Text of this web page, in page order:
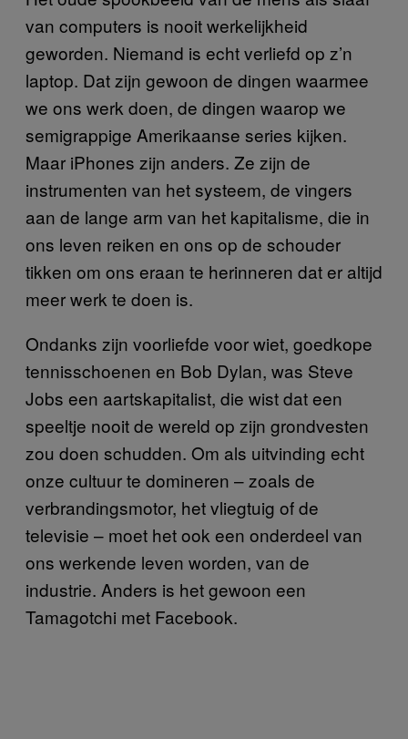
van computers is nooit werkelijkheid
geworden. Niemand is echt verliefd op z’n
laptop. Dat zijn gewoon de dingen waarmee
we ons werk doen, de dingen waarop we
semigrappige Amerikaanse series kijken.
Maar iPhones zijn anders. Ze zijn de
instrumenten van het systeem, de vingers
aan de lange arm van het kapitalisme, die in
ons leven reiken en ons op de schouder
tikken om ons eraan te herinneren dat er altijd
meer werk te doen is.
Ondanks zijn voorliefde voor wiet, goedkope
tennisschoenen en Bob Dylan, was Steve
Jobs een aartskapitalist, die wist dat een
speeltje nooit de wereld op zijn grondvesten
zou doen schudden. Om als uitvinding echt
onze cultuur te domineren – zoals de
verbrandingsmotor, het vliegtuig of de
televisie – moet het ook een onderdeel van
ons werkende leven worden, van de
industrie. Anders is het gewoon een
Tamagotchi met Facebook.